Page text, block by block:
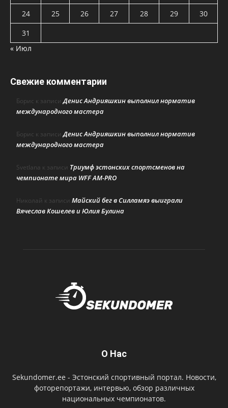
24
25 26 27 28 29
30
31
« Июл
Свежие комментарии
Борис к записиДенис Андрияшкин выполнил норматив
международного мастера
Борис к записиДенис Андрияшкин выполнил норматив
международного мастера
Svetlana к записи Триумф эстонских спортсменов на
чемпионате мира WFF AM-PRO
Николай к записи Майский бег в Силламяэ выиграли
Вячеслав Кошелев и Юлия Булина
О Нас
Sekundomer.ee - Эстонский спортивный портал. Новости,
фоторепортажи, интервью, обзор различных
национальных чемпионатов.